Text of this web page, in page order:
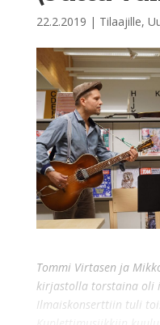
22.2.2019 | Tilaajille,
Tommi Virtasen ja
kirjastolla torstaina oli
Ilmaiskonserttiin tuli